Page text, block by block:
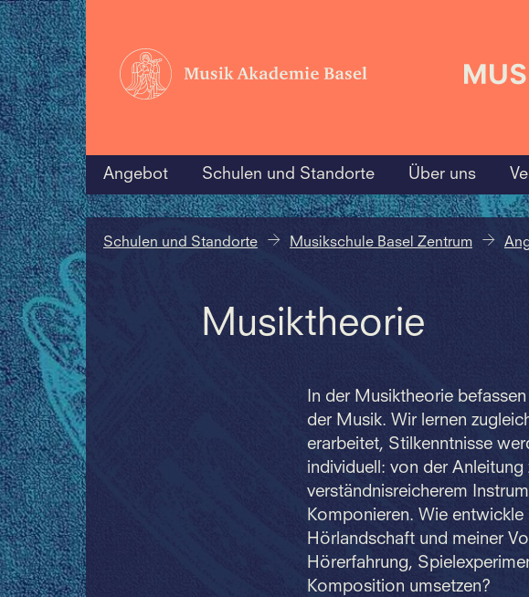
Angebot Schulen und Standorte Über uns
Schulen und Standorte Musikschule Basel Zentrum
Musiktheorie
In der Musiktheorie
der Musik. Wir lernen
erarbeitet, Stilkenntnisse
individuell: von der
verständnisreicherem
Komponieren. Wie
Hörlandschaft und meiner
Hörerfahrung,
Komposition umsetzen?